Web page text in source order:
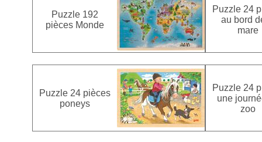
Puzzle 192
pièces Monde
Puzzle 24
au bord
mare
Puzzle 24 pièces
poneys
Puzzle 24
une
zoo